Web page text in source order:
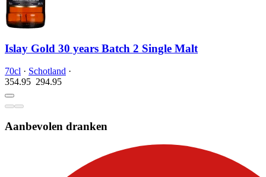
Islay Gold 30 years Batch 2 Single Malt
70cl · Schotland ·
354.95 294.95
Aanbevolen dranken